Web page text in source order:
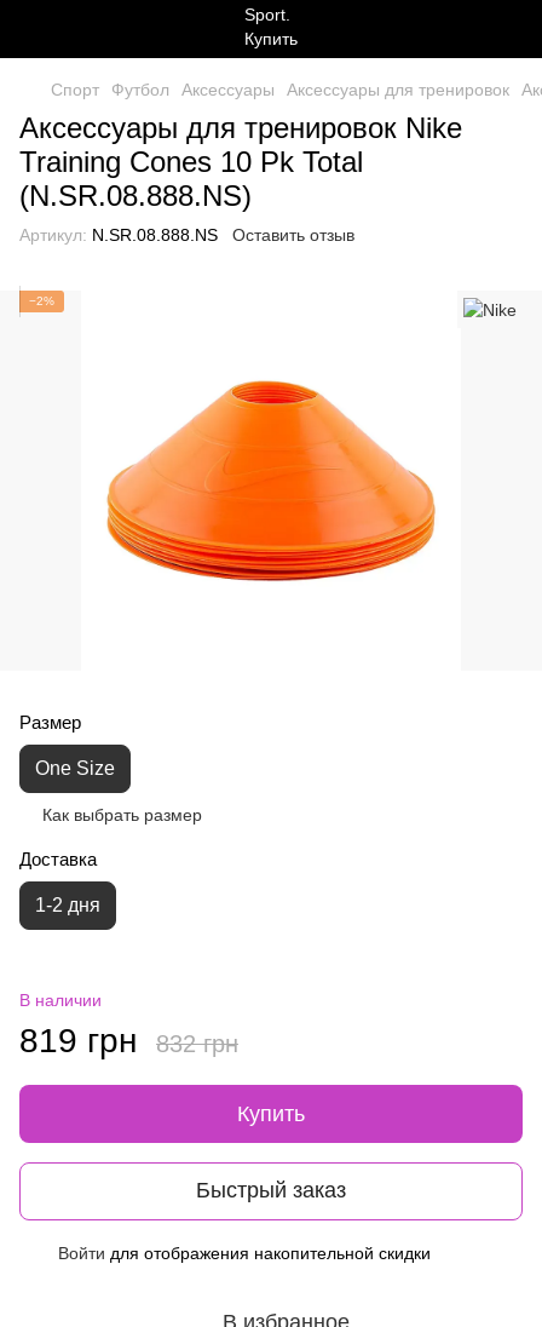
Спорт Футбол Аксессуары Аксессуары для тренировок
Аксессуары для тренировок Nike
Training Cones 10 Pk Total
(N.SR.08.888.NS)
Артикул: N.SR.08.888.NS Оставить отзыв
−2%
Размер
One Size
Как выбрать размер
Доставка
1-2 дня
В наличии
819 грн 832 грн
Купить
Быстрый заказ
Войти для отображения накопительной скидки
В избранное